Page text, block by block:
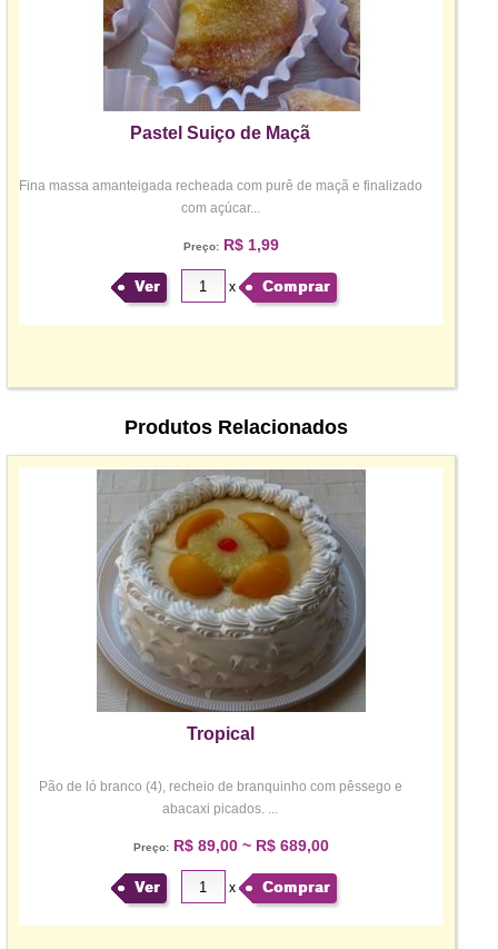
Pastel Suiço de Maçã
Fina massa amanteigada recheada com purê de maçã e finalizado
com açúcar...
Preço:R$ 1,99
Ver x Comprar
Produtos Relacionados
Tropical
Pão de ló branco (4), recheio de branquinho com pêssego e
abacaxi picados. ...
Preço:R$ 89,00 ~ R$ 689,00
Ver x Comprar